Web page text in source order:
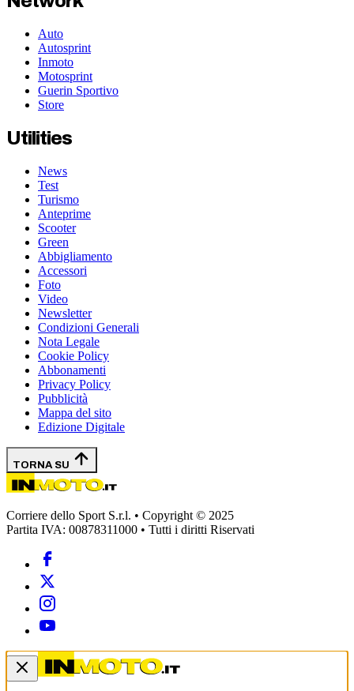
Auto
Autosprint
Inmoto
Motosprint
Guerin Sportivo
Store
Utilities
News
Test
Turismo
Anteprime
Scooter
Green
Abbigliamento
Accessori
Foto
Video
Newsletter
Condizioni Generali
Nota Legale
Cookie Policy
Abbonamenti
Privacy Policy
Pubblicità
Mappa del sito
Edizione Digitale
TORNA SU
Corriere dello Sport S.r.l. • Copyright © 2025
Partita IVA: 00878311000 • Tutti i diritti Riservati